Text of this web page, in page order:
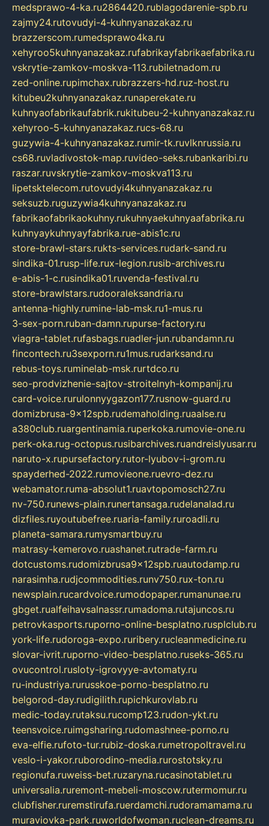
medsprawo-4-ka.ru2864420.rublagodarenie-spb.ru
zajmy24.rutovudyi-4-kuhnyanazakaz.ru
brazzerscom.rumedsprawo4ka.ru
xehyroo5kuhnyanazakaz.rufabrikayfabrikaefabrika.ru
vskrytie-zamkov-moskva-113.rubiletnadom.ru
zed-online.rupimchax.rubrazzers-hd.ruz-host.ru
kitubeu2kuhnyanazakaz.runaperekate.ru
kuhnyaofabrikaufabrik.rukitubeu-2-kuhnyanazakaz.ru
xehyroo-5-kuhnyanazakaz.rucs-68.ru
guzywia-4-kuhnyanazakaz.rumir-tk.ruvlknrussia.ru
cs68.ruvladivostok-map.ruvideo-seks.rubankaribi.ru
raszar.ruvskrytie-zamkov-moskva113.ru
lipetsktelecom.rutovudyi4kuhnyanazakaz.ru
seksuzb.ruguzywia4kuhnyanazakaz.ru
fabrikaofabrikaokuhny.rukuhnyaekuhnyaafabrika.ru
kuhnyaykuhnyayfabrika.rue-abis1c.ru
store-brawl-stars.rukts-services.rudark-sand.ru
sindika-01.rusp-life.rux-legion.rusib-archives.ru
e-abis-1-c.rusindika01.ruvenda-festival.ru
store-brawlstars.rudooraleksandria.ru
antenna-highly.rumine-lab-msk.ru1-mus.ru
3-sex-porn.ruban-damn.rupurse-factory.ru
viagra-tablet.rufasbags.ruadler-jun.rubandamn.ru
fincontech.ru3sexporn.ru1mus.rudarksand.ru
rebus-toys.ruminelab-msk.rurtdco.ru
seo-prodvizhenie-sajtov-stroitelnyh-kompanij.ru
card-voice.rurulonnyygazon177.rusnow-guard.ru
domizbrusa-9x12spb.rudemaholding.ruaalse.ru
a380club.ruargentinamia.ruperkoka.rumovie-one.ru
perk-oka.rug-octopus.rusibarchives.ruandreislyusar.ru
naruto-x.rupursefactory.rutor-lyubov-i-grom.ru
spayderhed-2022.rumovieone.ruevro-dez.ru
webamator.ruma-absolut1.ruavtopomosch27.ru
nv-750.runews-plain.runertansaga.rudelanalad.ru
dizfiles.ruyoutubefree.ruaria-family.ruroadli.ru
planeta-samara.rumysmartbuy.ru
matrasy-kemerovo.ruashanet.rutrade-farm.ru
dotcustoms.rudomizbrusa9x12spb.ruautodamp.ru
narasimha.rudjcommodities.runv750.rux-ton.ru
newsplain.rucardvoice.rumodopaper.rumanunae.ru
gbget.rualfeihavsalnassr.rumadoma.rutajuncos.ru
petrovkasports.ruporno-online-besplatno.rusplclub.ru
york-life.rudoroga-expo.ruribery.rucleanmedicine.ru
slovar-ivrit.ruporno-video-besplatno.ruseks-365.ru
ovucontrol.rusloty-igrovyye-avtomaty.ru
ru-industriya.rurusskoe-porno-besplatno.ru
belgorod-day.rudigilith.rupichkurovlab.ru
medic-today.rutaksu.rucomp123.rudon-ykt.ru
teensvoice.ruimgsharing.rudomashnee-porno.ru
eva-elfie.rufoto-tur.rubiz-doska.rumetropoltravel.ru
veslo-i-yakor.ruborodino-media.rurostotsky.ru
regionufa.ruweiss-bet.ruzaryna.rucasinotablet.ru
universalia.ruremont-mebeli-moscow.rutermomur.ru
clubfisher.ruremstirufa.ruerdamchi.rudoramamama.ru
muraviovka-park.ruworldofwoman.ruclean-dreams.ru